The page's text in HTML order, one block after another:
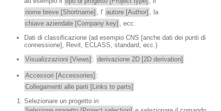
nome breve [Shortname] , l' autore [Author] , la
chiave aziendale [Company key] , ecc.
Dati di classificazione (ad esempio CNS [anche dati dei punti di
connessione], Revit, ECLASS, standard, ecc.)
Visualizzazioni [Views] : derivazione 2D [2D derivation]
Accessori [Accessories] :
Collegamenti alle parti [Links to parts]
Selezionare un progetto in